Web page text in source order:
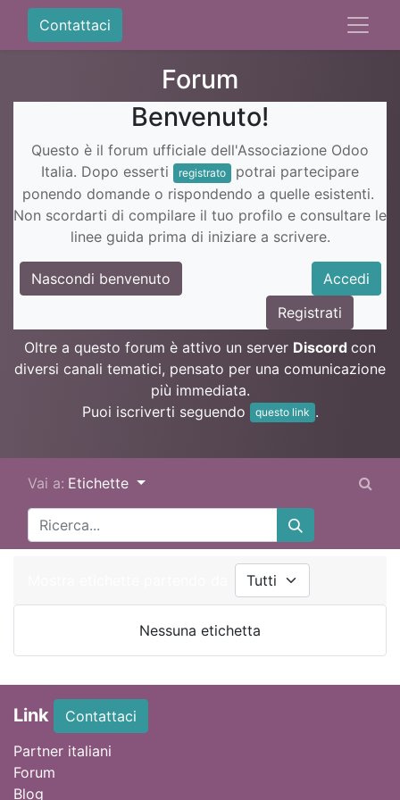
Contattaci
Forum
Benvenuto!
Questo è il forum ufficiale dell'Associazione Odoo
Italia. Dopo esserti
registrato
potrai partecipare
ponendo domande o rispondendo a quelle esistenti.
Non scordarti di compilare il tuo profilo e consultare le
linee guida prima di iniziare a scrivere.
Nascondi benvenuto
Accedi
Registrati
Oltre a questo forum è attivo un server Discord con
diversi canali tematici, pensato per una comunicazione
più immediata.
Puoi iscriverti seguendo
questo link .
Vai a: Etichette
Nessuna etichetta
Link
Contattaci
Partner italiani
Forum
Blog